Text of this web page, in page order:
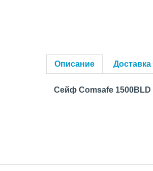
Описание Доставка
Сейф Comsafe 1500BLD